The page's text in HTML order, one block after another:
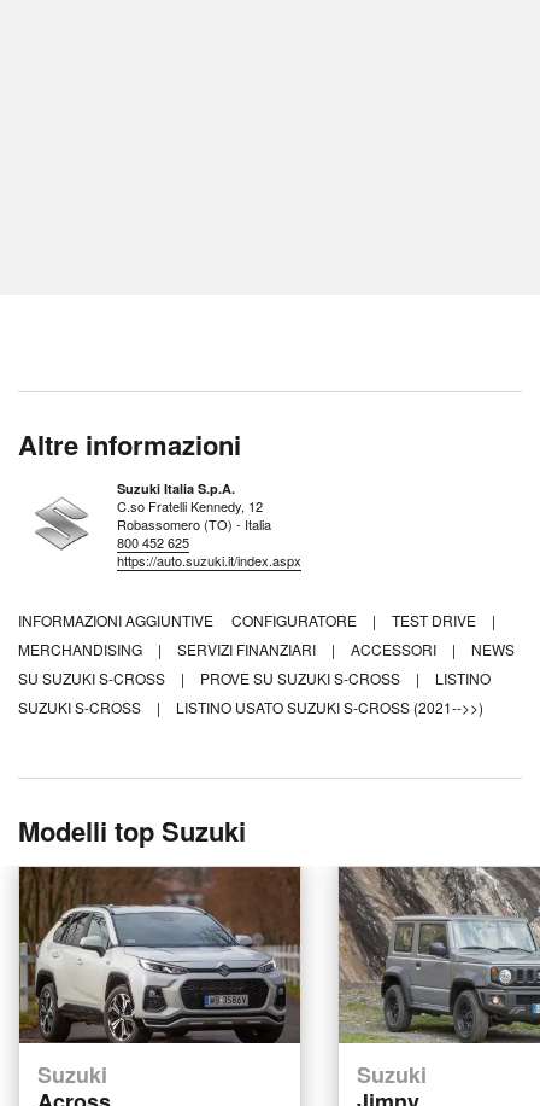
Altre informazioni
Suzuki Italia S.p.A.
C.so Fratelli Kennedy, 12
Robassomero (TO) - Italia
800 452 625
https://auto.suzuki.it/index.aspx
INFORMAZIONI AGGIUNTIVE CONFIGURATORE | TEST DRIVE
|
MERCHANDISING
| SERVIZI FINANZIARI | ACCESSORI |
NEWS
SU SUZUKI S-CROSS
| PROVE SU SUZUKI S-CROSS |
LISTINO
SUZUKI S-CROSS
| LISTINO USATO SUZUKI S-CROSS (2021-->>)
Modelli top Suzuki
Suzuki
Suzuki